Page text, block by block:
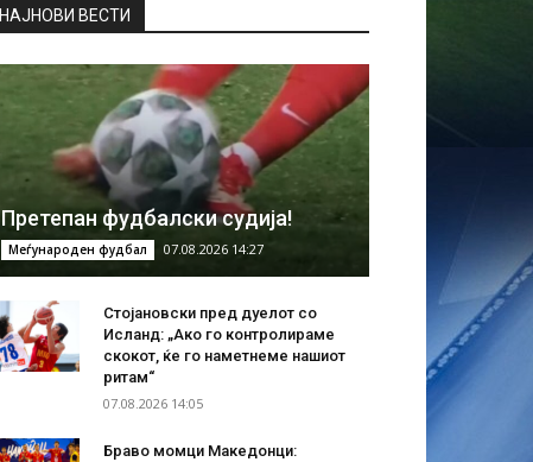
НAЈНОВИ ВЕСТИ
Претепан фудбалски судија!
Меѓународен фудбал 07.08.2026 14:27
Стојановски пред дуелот со
Исланд: „Ако го контролираме
скокот, ќе го наметнеме нашиот
ритам“
07.08.2026 14:05
Браво момци Македонци: